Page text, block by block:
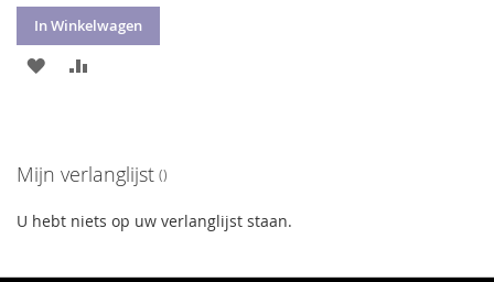
In Winkelwagen
VOEG
VERLANGLIJST
VERGELIJKEN
Mijn verlanglijst
U hebt niets op uw verlanglijst staan.